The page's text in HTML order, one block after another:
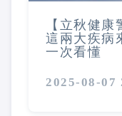
【立秋健
這兩大疾病
一次看懂
2025-08-07